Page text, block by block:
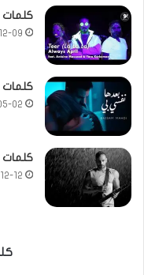
كلمات
09
02
كلمات
12